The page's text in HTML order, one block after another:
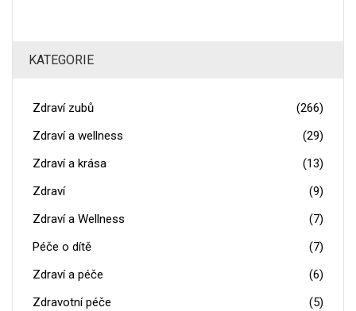
KATEGORIE
Zdraví zubů
(266)
Zdraví a wellness
(29)
Zdraví a krása
(13)
Zdraví
(9)
Zdraví a Wellness
(7)
Péče o dítě
(7)
Zdraví a péče
(6)
Zdravotní péče
(5)